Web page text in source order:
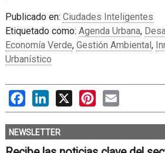
Publicado en: Ciudades Inteligentes
Etiquetado como: Agenda Urbana,
Economía Verde, Gestión Ambiental ,
Urbanístico
FacebookLinkedIn Pinterest
NEWSLETTER